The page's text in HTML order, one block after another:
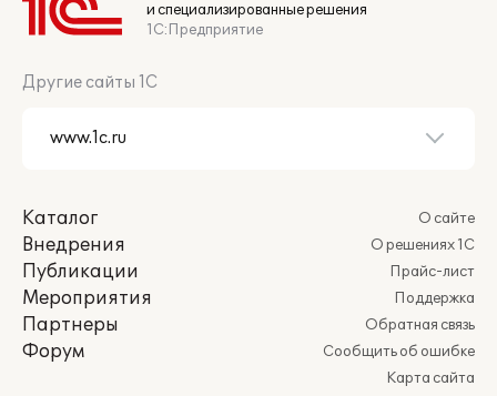
и специализированные решения
1С:Предприятие
Другие сайты 1С
Каталог
Внедрения
Публикации
Мероприятия
Партнеры
Форум
О сайте
О решениях 1С
Прайс-лист
Поддержка
Обратная связь
Сообщить об ошибке
Карта сайта